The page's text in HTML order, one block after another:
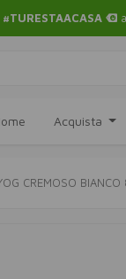
#TURESTAACASA
Acquista
CREMOSO BIANCO